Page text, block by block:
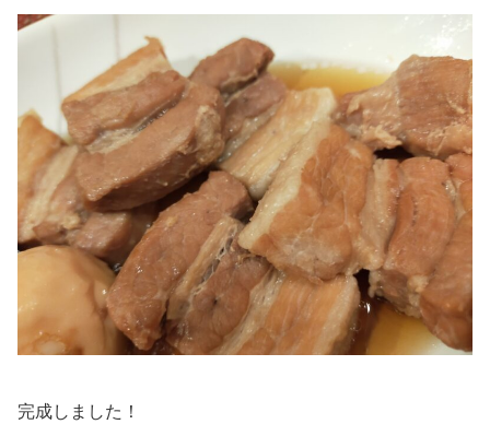
完成しました！